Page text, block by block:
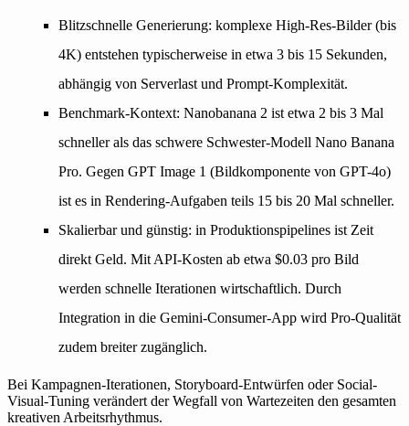
Blitzschnelle Generierung: komplexe High-Res-Bilder (bis
4K) entstehen typischerweise in etwa 3 bis 15 Sekunden,
abhängig von Serverlast und Prompt-Komplexität.
Benchmark-Kontext: Nanobanana 2 ist etwa 2 bis 3 Mal
schneller als das schwere Schwester-Modell Nano Banana
Pro. Gegen GPT Image 1 (Bildkomponente von GPT-4o)
ist es in Rendering-Aufgaben teils 15 bis 20 Mal schneller.
Skalierbar und günstig: in Produktionspipelines ist Zeit
direkt Geld. Mit API-Kosten ab etwa $0.03 pro Bild
werden schnelle Iterationen wirtschaftlich. Durch
Integration in die Gemini-Consumer-App wird Pro-Qualität
zudem breiter zugänglich.
Bei Kampagnen-Iterationen, Storyboard-Entwürfen oder Social-
Visual-Tuning verändert der Wegfall von Wartezeiten den gesamten
kreativen Arbeitsrhythmus.